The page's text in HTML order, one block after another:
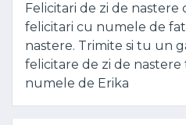
Felicitari de zi de nastere
felicitari cu numele de
nastere. Trimite si tu un
felicitare de zi de
numele de Erika